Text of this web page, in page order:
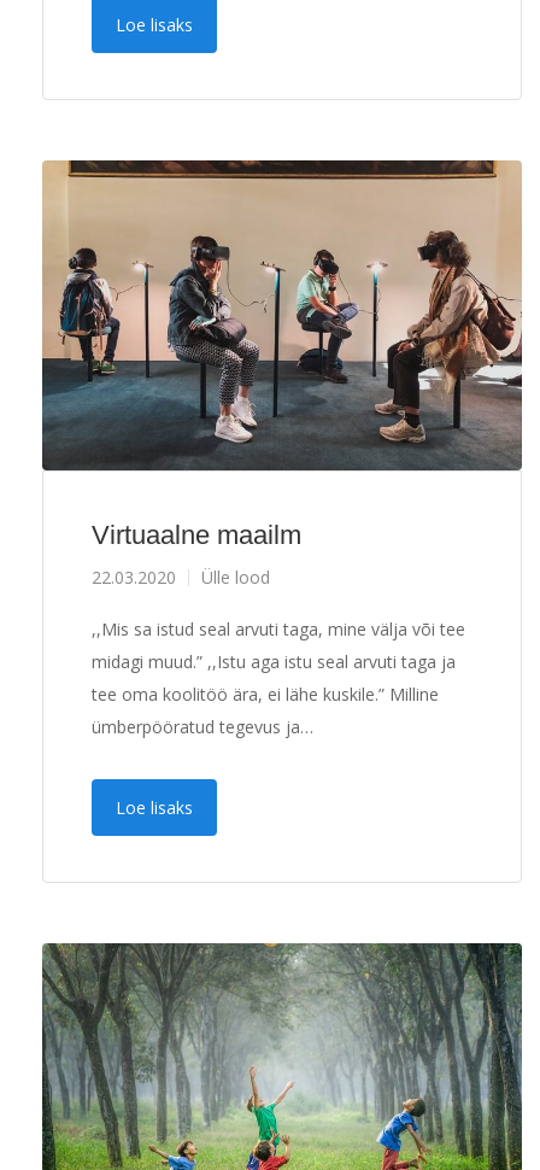
Loe lisaks
Virtuaalne maailm
22.03.2020 Ülle lood
,,Mis sa istud seal arvuti taga, mine välja või tee
midagi muud.” ,,Istu aga istu seal arvuti taga ja
tee oma koolitöö ära, ei lähe kuskile.” Milline
ümberpööratud tegevus ja…
Loe lisaks